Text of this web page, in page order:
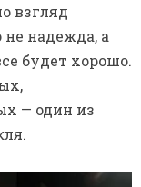
взгляд
не надежда, а
будет хорошо.
— один из